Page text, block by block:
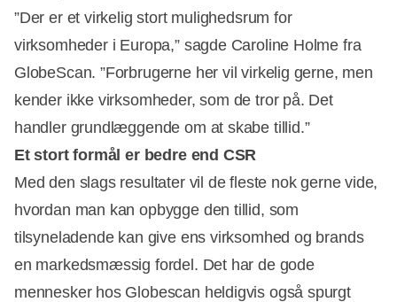
”Der er et virkelig stort mulighedsrum for
virksomheder i Europa,” sagde Caroline Holme fra
GlobeScan. ”Forbrugerne her vil virkelig gerne, men
kender ikke virksomheder, som de tror på. Det
handler grundlæggende om at skabe tillid.”
Et stort formål er bedre end CSR
Med den slags resultater vil de fleste nok gerne vide,
hvordan man kan opbygge den tillid, som
tilsyneladende kan give ens virksomhed og brands
en markedsmæssig fordel. Det har de gode
mennesker hos Globescan heldigvis også spurgt